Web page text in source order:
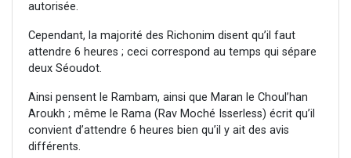
autorisée.
Cependant, la majorité des Richonim disent qu’il faut
attendre 6 heures ; ceci correspond au temps qui sépare
deux Séoudot.
Ainsi pensent le Rambam, ainsi que Maran le Choul’han
Aroukh ; même le Rama (Rav Moché Isserless) écrit qu’il
convient d’attendre 6 heures bien qu’il y ait des avis
différents.